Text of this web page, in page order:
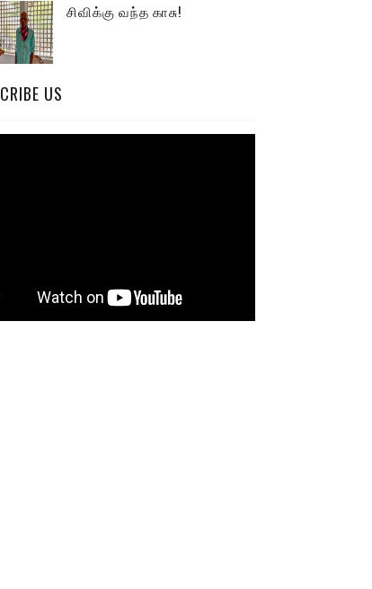
சிவிக்கு வந்த காசு!
US